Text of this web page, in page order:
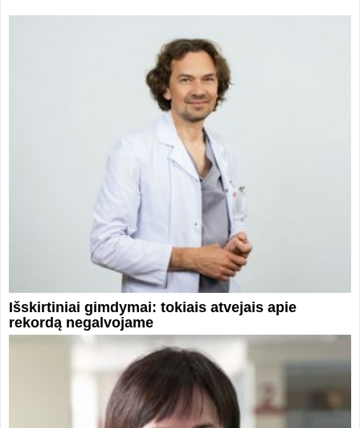
Išskirtiniai gimdymai: tokiais atvejais apie
rekordą negalvojame